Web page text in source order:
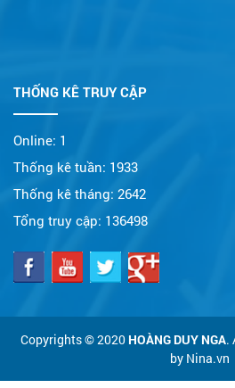
THỐNG KÊ TRUY CẬP
Online: 1
Thống kê tuần: 1933
Thống kê tháng: 2642
Tổng truy cập: 136498
Copyrights © 2020 HOÀNG DUY NGA.
by Nina.vn